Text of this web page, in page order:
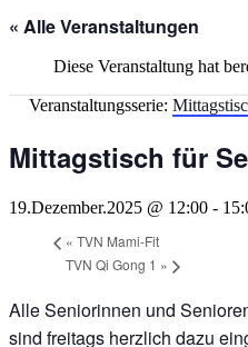
« Alle Veranstaltungen
Diese Veranstaltung hat
Veranstaltungsserie:
Mittagstisch für
19.Dezember.2025 @ 12:00 -
« TVN Mami-Fit
TVN Qi Gong 1 »
Alle Seniorinnen und
sind freitags herzlich dazu